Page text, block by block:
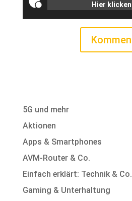
Hier klicken
5G und mehr
Aktionen
Apps & Smartphones
AVM-Router & Co.
Einfach erklärt: Technik & Co.
Gaming & Unterhaltung